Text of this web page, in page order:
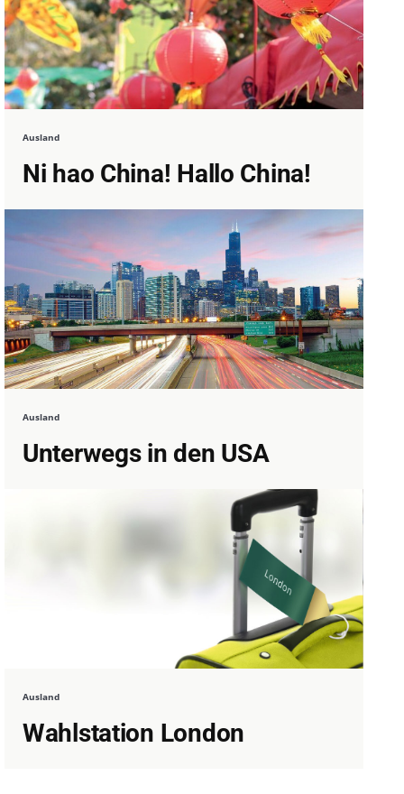
Ausland
Ni hao China! Hallo China!
Ausland
Unterwegs in den USA
Ausland
Wahlstation London